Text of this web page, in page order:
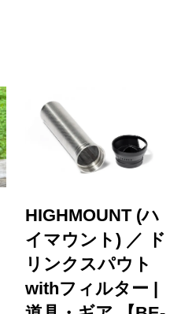
HIGHMOUNT (ハ
イマウント) ／ ド
リンクスパウト
withフィルター |